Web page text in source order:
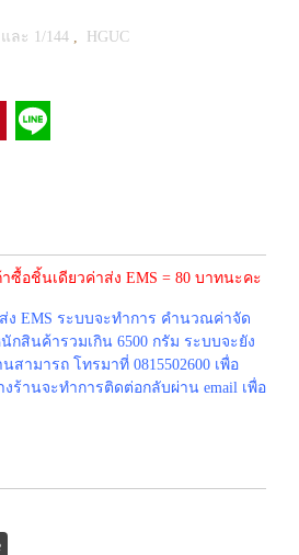
และ 1/144 , HGUC
าซื้อชิ้นเดียวค่าส่ง EMS = 80 บาทนะคะ
ง EMS ระบบจะทำการ คำนวณค่าจัด
กสินค้ารวมเกิน 6500 กรัม ระบบจะยัง
ามารถ โทรมาที่ 0815502600 เพื่อ
ร้านจะทำการติดต่อกลับผ่าน email เพื่อ